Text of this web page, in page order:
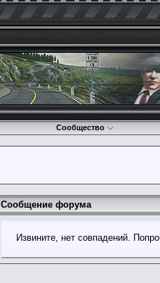
Сообщество
Сообщение форума
Извините, нет совпадений.